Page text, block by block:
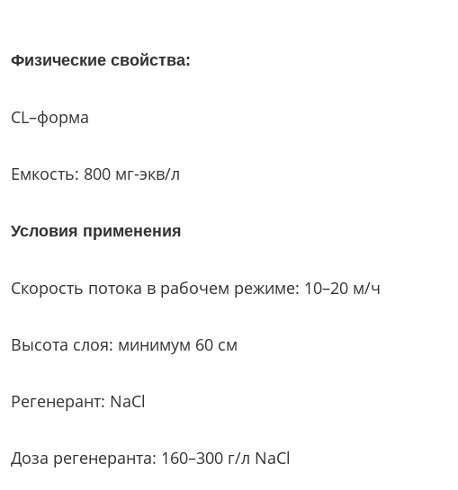
Физические свойства:
CL–форма
Емкость: 800 мг-экв/л
Условия применения
Скорость потока в рабочем режиме: 10–20 м/ч
Высота слоя: минимум 60 см
Регенерант: NaCl
Доза регенеранта: 160–300 г/л NaCl